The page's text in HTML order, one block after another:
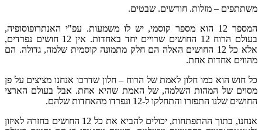
משתתפים – מזלות. חודשים. שבטים.
המספר 12 הוא מספר קוסמי, יש לו משמעות. עפ"י האנתרופוסופיה,
בעולם הרוח 12 החושים שרויים יחד באחדות. אין 12 חושים נפרדים,
אלא כל 12 החושים האלה הם חלק מתמונה קוסמית שלמה, גדולה. הם
מהווים אחדות אחת.
כל חוש הוא כמו חלון לאמת של הרוח – חלון שדרכו אנחנו מציצים על פן
מסוים של המהות השלמה, של האמת שהיא אחת. אבל בעולם הארצי
החושים שלנו התפזרו והתחלקו ל-12 ונפרדו מהאחדות שלהם.
אנחנו, בתוך ההתפתחות, יכולים להביא את כל 12 החושים בחזרה לאיזון